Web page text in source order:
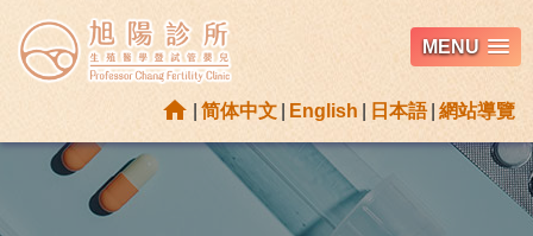
home | 简体中文 | English | 日本語| 網站導覽
MENU